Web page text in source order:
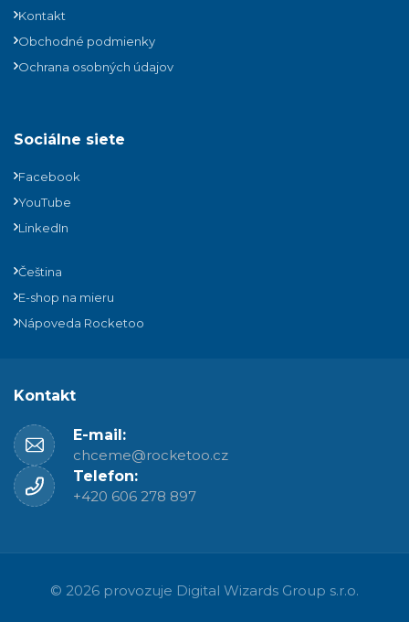
Kontakt
Obchodné podmienky
Ochrana osobných údajov
Sociálne siete
Facebook
YouTube
LinkedIn
Čeština
E-shop na mieru
Nápoveda Rocketoo
Kontakt
E-mail:
chceme@rocketoo.cz
Telefon:
+420 606 278 897
© 2026 provozuje Digital Wizards Group s.r.o.